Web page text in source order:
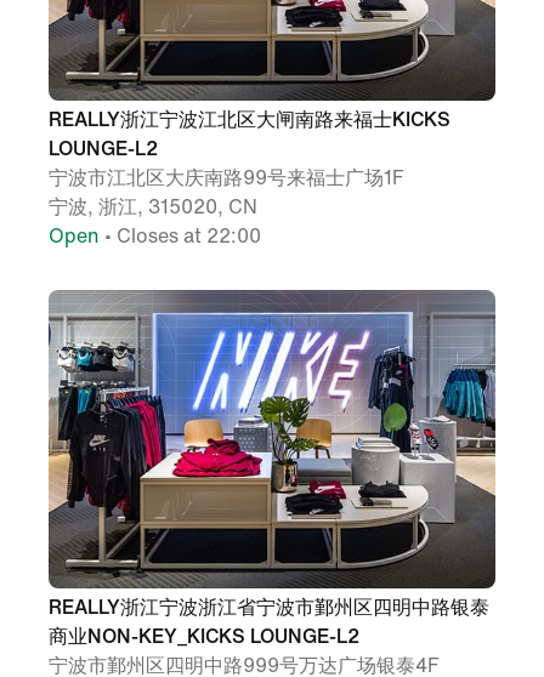
REALLY浙江宁波江北区大闸南路来福士KICKS
LOUNGE-L2
宁波市江北区大庆南路99号来福士广场1F
宁波, 浙江, 315020, CN
Open • Closes at 22:00
REALLY浙江宁波浙江省宁波市鄞州区四明中路银泰
商业NON-KEY_KICKS LOUNGE-L2
宁波市鄞州区四明中路999号万达广场银泰4F